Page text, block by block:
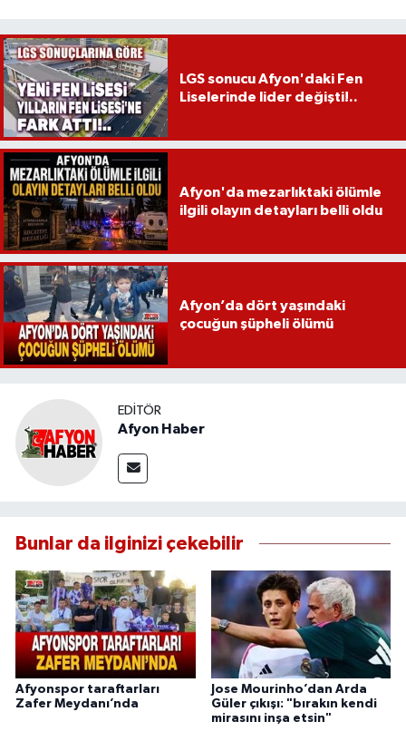
LGS sonucu Afyon'daki Fen
Liselerinde lider değişti!..
Afyon'da mezarlıktaki ölümle
ilgili olayın detayları belli oldu
Afyon’da dört yaşındaki
çocuğun şüpheli ölümü
EDITÖR
Afyon Haber
Bunlar da ilginizi çekebilir
Afyonspor taraftarları
Zafer Meydanı’nda
Jose Mourinho’dan Arda
Güler çıkışı: "bırakın kendi
mirasını inşa etsin"